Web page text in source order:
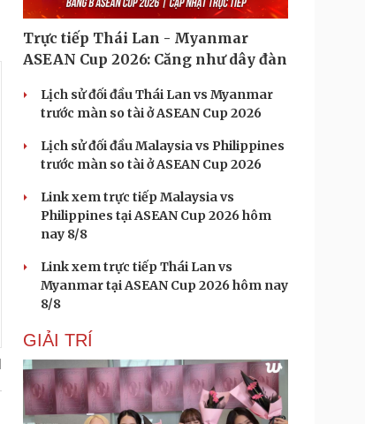
Trực tiếp Thái Lan - Myanmar
ASEAN Cup 2026: Căng như dây đàn
Lịch sử đối đầu Thái Lan vs Myanmar
trước màn so tài ở ASEAN Cup 2026
Lịch sử đối đầu Malaysia vs Philippines
trước màn so tài ở ASEAN Cup 2026
Link xem trực tiếp Malaysia vs
Philippines tại ASEAN Cup 2026 hôm
nay 8/8
Link xem trực tiếp Thái Lan vs
Myanmar tại ASEAN Cup 2026 hôm nay
8/8
GIẢI TRÍ